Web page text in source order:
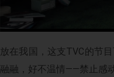
放在我国，这支TVC的节
融融，好不温情——禁止感